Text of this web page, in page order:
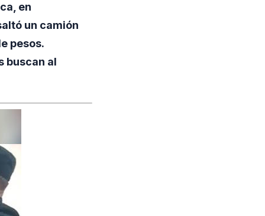
en
un camión
pesos.
buscan al